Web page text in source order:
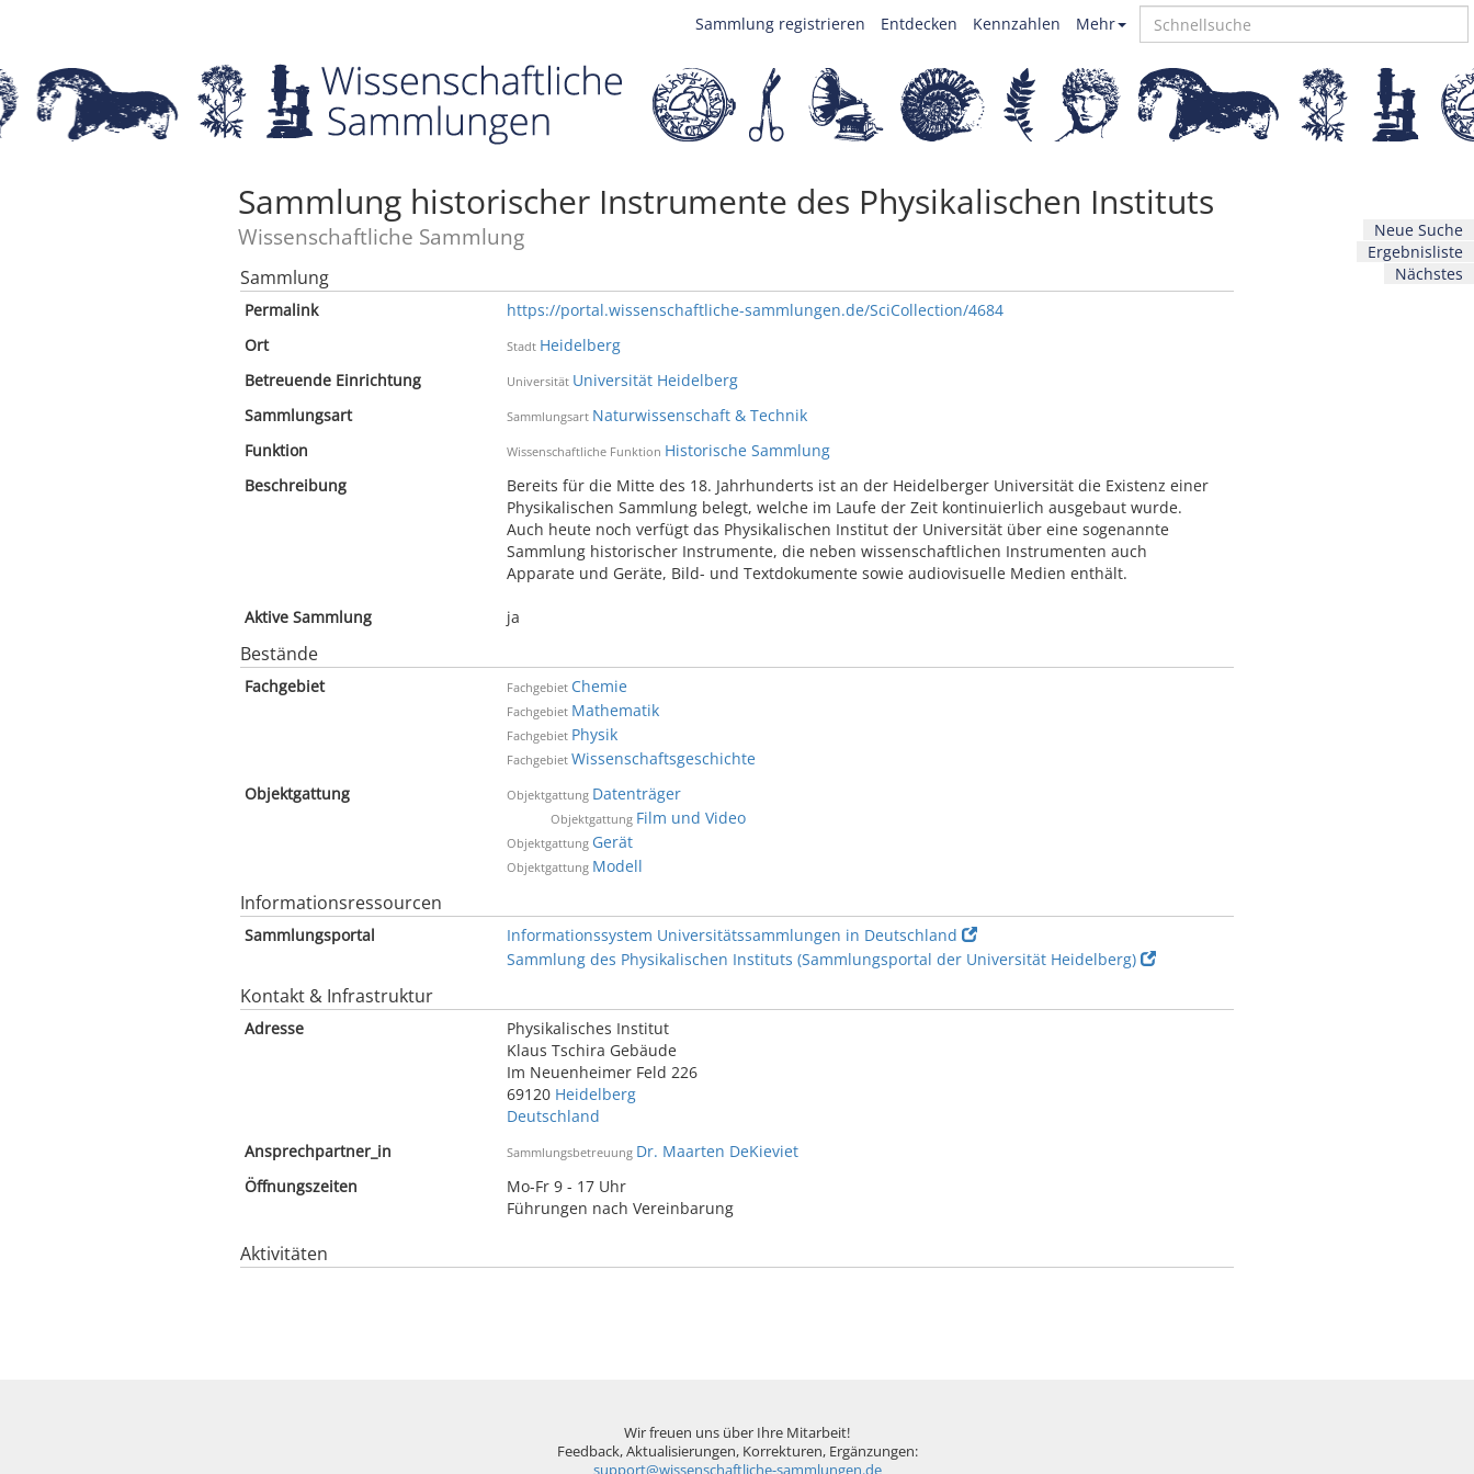
Mehr
Kennzahlen
Entdecken
Sammlung registrieren
Neue Suche
Ergebnisliste
Nächstes
Sammlung historischer Instrumente des Physikalischen Instituts
Wissenschaftliche Sammlung
Sammlung
Permalink
https://portal.wissenschaftliche-sammlungen.de/SciCollection/4684
Ort
Stadt Heidelberg
Betreuende Einrichtung
Universität Universität Heidelberg
Sammlungsart
Sammlungsart Naturwissenschaft & Technik
Funktion
Wissenschaftliche Funktion Historische Sammlung
Beschreibung
Bereits für die Mitte des 18. Jahrhunderts ist an der Heidelberger Universität die Existenz einer
Physikalischen Sammlung belegt, welche im Laufe der Zeit kontinuierlich ausgebaut wurde.
Auch heute noch verfügt das Physikalischen Institut der Universität über eine sogenannte
Sammlung historischer Instrumente, die neben wissenschaftlichen Instrumenten auch
Apparate und Geräte, Bild- und Textdokumente sowie audiovisuelle Medien enthält.
Aktive Sammlung ja
Bestände
Fachgebiet Fachgebiet Chemie
Fachgebiet Mathematik
Fachgebiet Physik
Fachgebiet Wissenschaftsgeschichte
Objektgattung
Objektgattung Datenträger
Objektgattung Film und Video
Objektgattung Gerät
Objektgattung Modell
Informationsressourcen
Sammlungsportal
Informationssystem Universitätssammlungen in Deutschland
Sammlung des Physikalischen Instituts (Sammlungsportal der Universität Heidelberg)
Kontakt & Infrastruktur
Adresse
Physikalisches Institut
Klaus Tschira Gebäude
Im Neuenheimer Feld 226
69120 Heidelberg
Deutschland
Ansprechpartner_in
Sammlungsbetreuung Dr. Maarten DeKieviet
Öffnungszeiten
Mo-Fr 9 - 17 Uhr
Führungen nach Vereinbarung
Aktivitäten
Wir freuen uns über Ihre Mitarbeit!
Feedback, Aktualisierungen, Korrekturen, Ergänzungen:
support@wissenschaftliche-sammlungen.de